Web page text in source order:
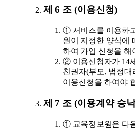
제 6 조 (이용신청)
① 서비스를 이용하
원이 지정한 양식에
하여 가입 신청을 해
② 이용신청자가 14
친권자(부모, 법정대
이용신청을 하여야
제 7 조 (이용계약 승
① 교육정보원은 다